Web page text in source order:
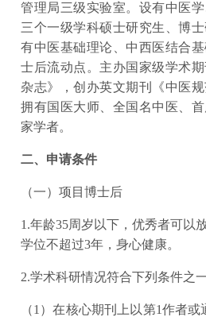
管理局三级实验室。设有中医
三个一级学科硕士研究生、博
有中医基础理论、中西医结合
士后流动点。主办国家级学术
杂志》，创办英文期刊《中医规
拥有国医大师、全国名中医、
家学者。
二、申请条件
（一）项目博士后
1.年龄35周岁以下，优秀者可以
学位不超过3年，身心健康。
2.学术科研情况符合下列条件之一
（1）在核心期刊上以第1作者